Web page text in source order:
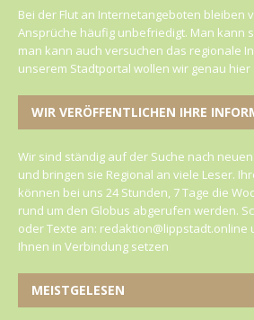
Bei der Flut an Internetangeboten bleiben
Ansprüche häufig unbefriedigt. Man kann
man kann auch versuchen das regionale
unserem Stadtportal wollen wir genau hier
WIR VERÖFFENTLICHEN IHRE
Wir sind ständig auf der Suche nach
und bringen sie Regional an viele Leser.
können bei uns 24 Stunden, 7 Tage die
rund um den Globus abgerufen werden.
oder Texte an: redaktion@lippstadt.online
Ihnen in Verbindung setzen
MEISTGELESEN